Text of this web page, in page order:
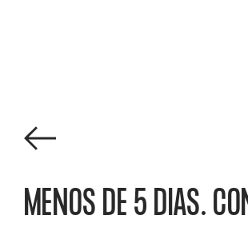
MENOS DE 5 DIAS.